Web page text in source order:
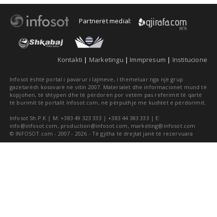
Partnerët medial:
Kontakti | Marketingu | Immpresum | Institucione
Infosot është portal i pavarur i lajmeve, i themeluar nga një grup
gazetarësh kosovarë në vitin 2007. Materialet dhe informacionet mund të
kopjohen, të shtypen dhe të përdoren por vetëm pas referimit të qartë
të burimit të portalit Infosot.com, në përputhje me kushtet e përdorimit.
Infosot Sh.P.K | M: +383 49 323 333 | +383 44 383 333 | E:
info@infosot.com , production@infosot.com , marketing@infosot.com
© INFOSOT.com - 2007 - 2026 - Të gjitha të drejtat janë të rezervuara